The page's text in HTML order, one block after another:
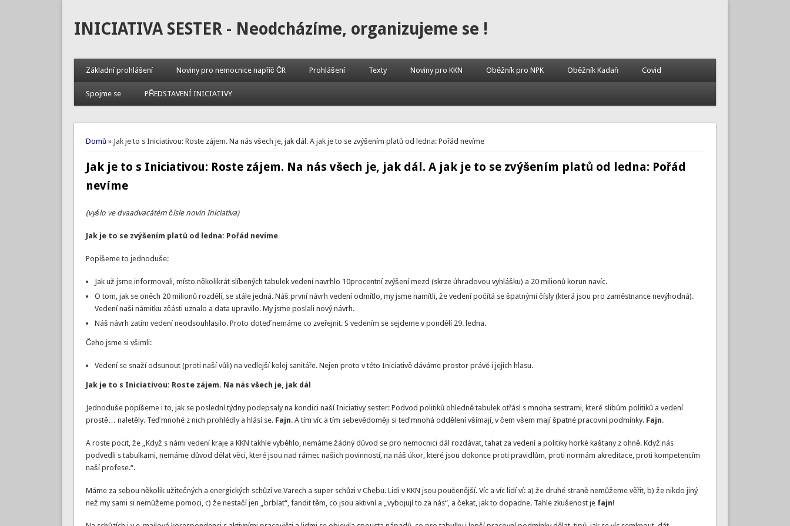
INICIATIVA SESTER - Neodcházíme, organizujeme se !
Základní prohlášení Noviny pro nemocnice napříč ČR Prohlášení Texty Noviny pro KKN Oběžník pro NPK Oběžník Kadaň Covid
Spojme se PŘEDSTAVENÍ INICIATIVY
Jste zde
Domů» Jak je to s Iniciativou: Roste zájem. Na nás všech je, jak dál. A jak je to se zvýšením platů od ledna: Pořád nevíme
Jak je to s Iniciativou: Roste zájem. Na nás všech je, jak dál. A jak je to se zvýšením platů od ledna: Pořád
nevíme
(vyšlo ve dvaadvacátém čísle novin Iniciativa)
Jak je to se zvýšením platů od ledna: Pořád nevíme
Popíšeme to jednoduše:
Jak už jsme informovali, místo několikrát slíbených tabulek vedení navrhlo 10procentní zvýšení mezd (skrze úhradovou vyhlášku) a 20 milionů korun navíc.
O tom, jak se oněch 20 milionů rozdělí, se stále jedná. Náš první návrh vedení odmítlo, my jsme namítli, že vedení počítá se špatnými čísly (která jsou pro zaměstnance nevýhodná).
Vedení naši námitku zčásti uznalo a data upravilo. My jsme poslali nový návrh.
Náš návrh zatím vedení neodsouhlasilo. Proto doteď nemáme co zveřejnit. S vedením se sejdeme v pondělí 29. ledna.
Čeho jsme si všimli:
Vedení se snaží odsunout (proti naší vůli) na vedlejší kolej sanitáře. Nejen proto v této Iniciativě dáváme prostor právě i jejich hlasu.
Jak je to s Iniciativou: Roste zájem. Na nás všech je, jak dál
Jednoduše popíšeme i to, jak se poslední týdny podepsaly na kondici naší Iniciativy sester: Podvod politiků ohledně tabulek otřásl s mnoha sestrami, které slibům politiků a vedení
prostě… naletěly. Teď mnohé z nich prohlédly a hlásí se. Fajn. A tím víc a tím sebevědoměji si teď mnohá oddělení všímají, v čem všem mají špatné pracovní podmínky. Fajn.
A roste pocit, že „Když s námi vedení kraje a KKN takhle vyběhlo, nemáme žádný důvod se pro nemocnici dál rozdávat, tahat za vedení a politiky horké kaštany z ohně. Když nás
podvedli s tabulkami, nemáme důvod dělat věci, které jsou nad rámec našich povinností, na náš úkor, které jsou dokonce proti pravidlům, proti normám akreditace, proti kompetencím
naší profese.“.
Máme za sebou několik užitečných a energických schůzí ve Varech a super schůzi v Chebu. Lidi v KKN jsou poučenější. Víc a víc lidí ví: a) že druhé straně nemůžeme věřit, b) že nikdo jiný
než my sami si nemůžeme pomoci, c) že nestačí jen „brblat“, fandit těm, co jsou aktivní a „vybojují to za nás“, a čekat, jak to dopadne. Tahle zkušenost je fajn!